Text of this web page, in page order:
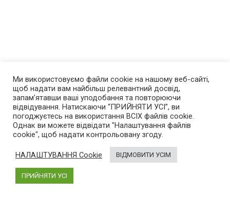
Ми використовуємо файли cookie на нашому веб-сайті,
щоб надати вам найбільш релевантний досвід,
запам’ятавши ваші уподобання та повторюючи
відвідування. Натискаючи “ПРИЙНЯТИ УСІ”, ви
погоджуєтесь на використання ВСІХ файлів cookie.
Однак ви можете відвідати "Налаштування файлів
cookie", щоб надати контрольовану згоду.
НАЛАШТУВАННЯ Cookie ВІДМОВИТИ УСІМ
ПРИЙНЯТИ УСІ